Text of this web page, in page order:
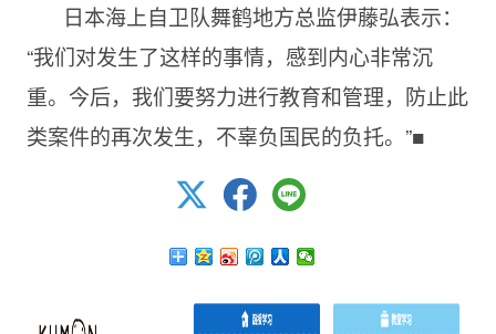
日本海上自卫队舞鹤地方总监伊藤弘表示：
“我们对发生了这样的事情，感到内心非常沉
重。今后，我们要努力进行教育和管理，防止此
类案件的再次发生，不辜负国民的负托。”■